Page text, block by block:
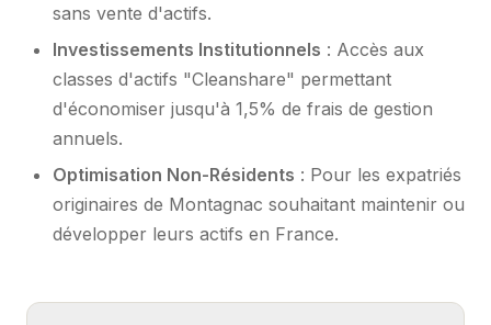
sans vente d'actifs.
Investissements Institutionnels : Accès aux
classes d'actifs "Cleanshare" permettant
d'économiser jusqu'à 1,5% de frais de gestion
annuels.
Optimisation Non-Résidents : Pour les expatriés
originaires de Montagnac souhaitant maintenir ou
développer leurs actifs en France.